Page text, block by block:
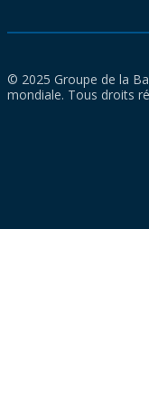
© 2025 Groupe de la
mondiale. Tous droits